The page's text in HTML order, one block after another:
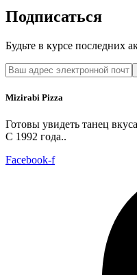
Подписаться
Будьте в курсе последних
Mizirabi Pizza
Готовы увидеть танец
С 1992 года..
Facebook-f